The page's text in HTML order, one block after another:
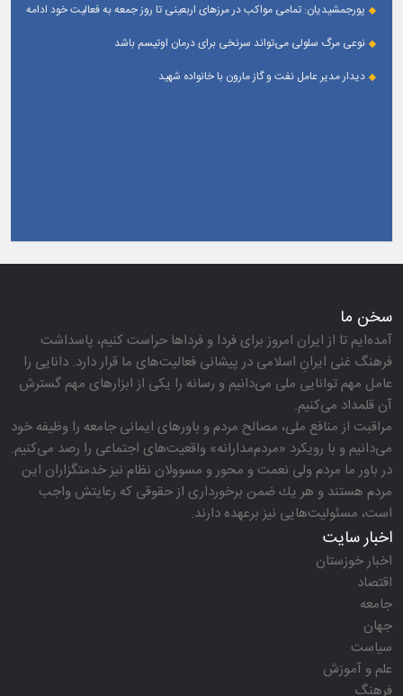
پورجمشیدیان: تمامی مواکب در مرزهای اربعینی تا روز جمعه به فعالیت خود ادامه
نوعی مرگ سلولی می‌تواند سرنخی برای درمان اوتیسم باشد
دیدار مدیر عامل نفت و گاز مارون با خانواده شهید
سخن ما
آمده‌ایم تا از ایران امروز برای فردا و فرداها حراست كنیم، پاسداشت
فرهنگ غنی ایرانِ اسلامی در پیشانی فعالیت‌های ما قرار دارد. دانایی را
عامل مهم توانایی ملی می‌دانیم و رسانه را یكی از ابزارهای مهم گسترش
آن قلمداد می‌كنیم.
مراقبت از منافع ملی، مصالح مردم و باورهای ایمانی جامعه را وظیفه خود
می‌دانیم و با رویكرد «مردم‌مدارانه‌» واقعیت‌های اجتماعی را رصد می‌كنیم.
در باور ما مردم ولی نعمت و محور و مسوولان نظام نیز خدمتگزاران این
مردم هستند و هر یك ضمن برخورداری از حقوقی كه رعایتش واجب
است، مسئولیت‌هایی نیز برعهده دارند.
اخبار سایت
اخبار خوزستان
اقتصاد
جامعه
جهان
سیاست
علم و آموزش
فرهنگ